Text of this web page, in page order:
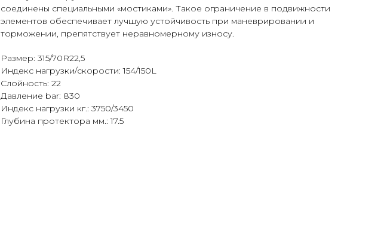
соединены специальными «мостиками». Такое ограничение в подвижности
элементов обеспечивает лучшую устойчивость при маневрировании и
торможении, препятствует неравномерному износу.
Размер: 315/70R22,5
Индекс нагрузки/скорости: 154/150L
Слойность: 22
Давление bar: 830
Индекс нагрузки кг.: 3750/3450
Глубина протектора мм.: 17.5